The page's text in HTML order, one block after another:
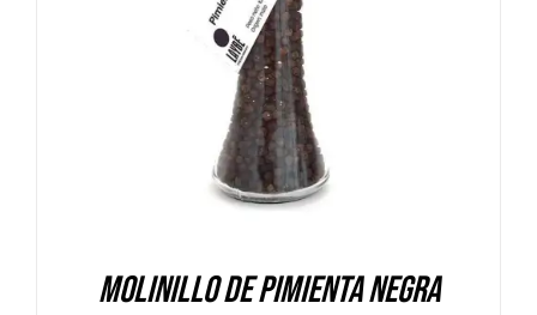
DETALLES
Molinillo de Pimienta Negra